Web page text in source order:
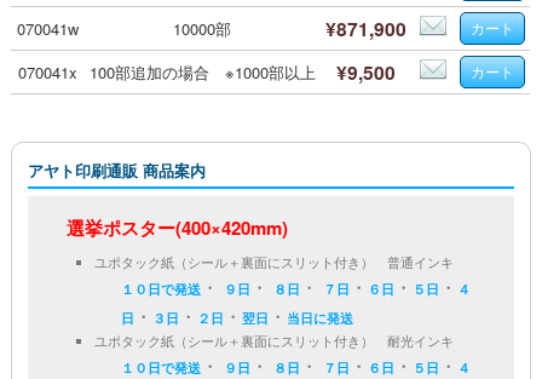
070041w 10000部 ¥871,900
070041x 100部追加の場合 ※1000部以上 ¥9,500
アヤト印刷通販 商品案内
選挙ポスター(400×420mm)
ユポタック紙（シール＋裏面にスリット付き） 普通インキ
１０日で発送 ・ ９日 ・ ８日 ・ ７日 ・ ６日 ・ ５日 ・ ４
日 ・ ３日 ・ ２日 ・翌日 ・ 当日に発送
ユポタック紙（シール＋裏面にスリット付き） 耐光インキ
１０日で発送 ・ ９日 ・ ８日 ・ ７日 ・ ６日 ・ ５日 ・ ４